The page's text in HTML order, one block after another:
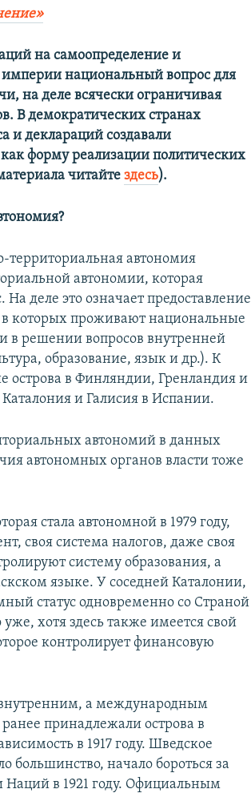
на самоопределение и
империи национальный вопрос для
на деле всячески ограничивая
В демократических странах
и деклараций создавали
форму реализации политических
читайтездесь).
территориальная автономия
автономии, которая
деле это означает предоставление
в которых проживают национальные
в решении вопросов внутренней
образование, язык и др.). К
острова в Финляндии, Гренландия и
и Галисия в Испании.
автономий в данных
автономных органов власти тоже
стала автономной в 1979 году,
своя система налогов, даже своя
систему образования, а
языке. У соседней Каталонии,
статус одновременно со Страной
хотя здесь также имеется свой
контролирует финансовую
внутренним, а международным
принадлежали острова в
в 1917 году. Шведское
большинство, начало бороться за
в 1921 году. Официальным